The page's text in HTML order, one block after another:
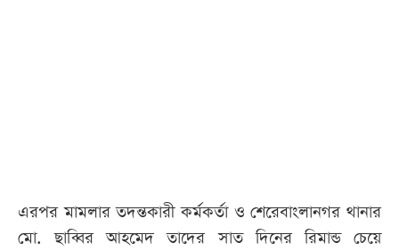
এরপর মামলার তদন্তকারী কর্মকর্তা ও শেরেবাংলানগর থানার
মো. ছাব্বির আহমেদ তাদের সাত দিনের রিমান্ড চেয়ে